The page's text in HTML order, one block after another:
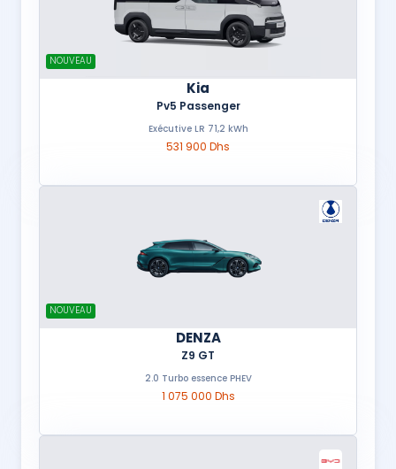
NOUVEAU
Kia
Pv5 Passenger
Exécutive LR 71,2 kWh
531 900 Dhs
NOUVEAU
DENZA
Z9 GT
2.0 Turbo essence PHEV
1 075 000 Dhs